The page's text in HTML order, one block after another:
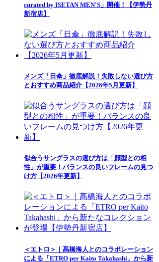
curated by ISETAN MEN'S」開催！【伊勢丹
新宿店】
メンズ「日傘」徹底解説！失敗しない選び方
とおすすめ商品紹介【2026年5月更新】
似合うサングラスの選び方は「顔型との相
性」が重要！バランスの良いフレームの見つ
け方【2026年更新】
＜エトロ＞｜髙橋海人とのコラボレーション
による「ETRO per Kaito Takahashi」から新